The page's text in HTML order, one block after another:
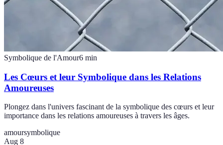
Symbolique de l'Amour6 min
Les Cœurs et leur Symbolique dans les Relations
Amoureuses
Plongez dans l'univers fascinant de la symbolique des cœurs et leur
importance dans les relations amoureuses à travers les âges.
amoursymbolique
Aug 8